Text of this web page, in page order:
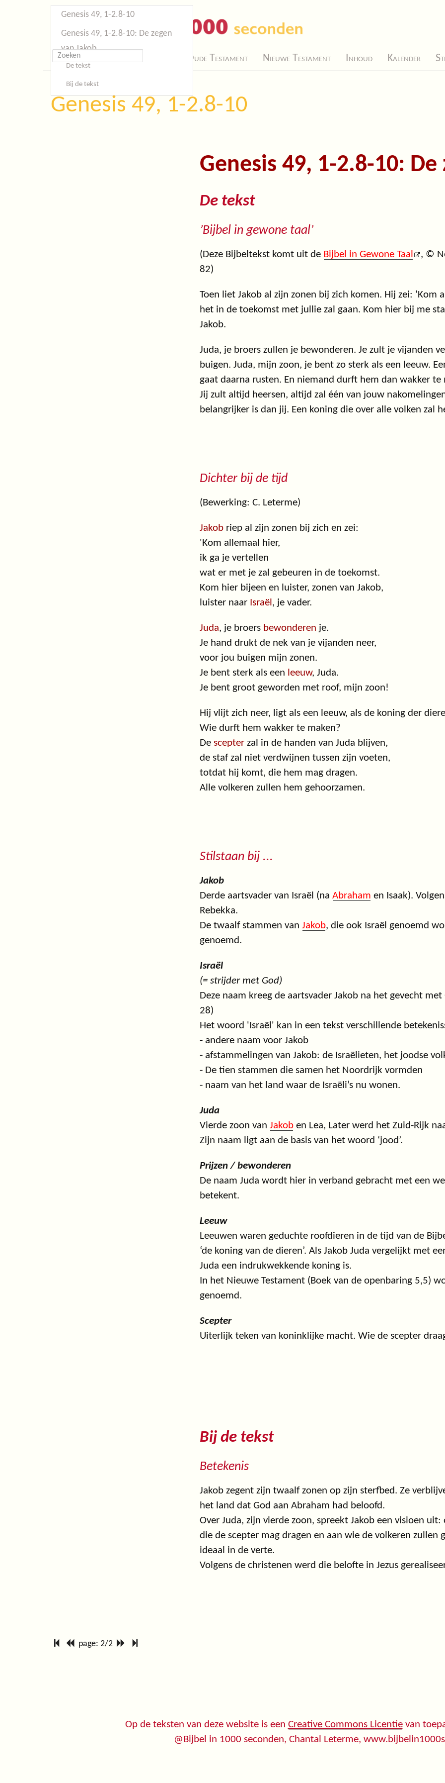
Oude Testament Nieuwe Testament Inhoud Kalender
Genesis 49, 1-2.8-10
Genesis 49, 1-2.8-10
Genesis 49, 1-2.8-10: De zegen
van Jakob
De tekst
Bij de tekst
Genesis 49, 1-2.8-10: De
De tekst
’Bijbel in gewone taal’
(Deze Bijbeltekst komt uit de Bijbel in Gewone Taal
, ©
82)
Toen liet Jakob al zijn zonen bij zich komen. Hij zei:
het in de toekomst met jullie zal gaan. Kom hier bij me
Jakob.
Juda, je broers zullen je bewonderen. Je zult je vijanden
buigen. Juda, mijn zoon, je bent zo sterk als een leeuw.
gaat daarna rusten. En niemand durft hem dan wakker te
Jij zult altijd heersen, altijd zal één van jouw
belangrijker is dan jij. Een koning die over alle volken zal
Dichter bij de tijd
(Bewerking: C. Leterme)
Jakob riep al zijn zonen bij zich en zei:
'Kom allemaal hier,
ik ga je vertellen
wat er met je zal gebeuren in de toekomst.
Kom hier bijeen en luister, zonen van Jakob,
luister naar Israël , je vader.
Juda, je broers bewonderen je.
Je hand drukt de nek van je vijanden neer,
voor jou buigen mijn zonen.
Je bent sterk als een leeuw, Juda.
Je bent groot geworden met roof, mijn zoon!
Hij vlijt zich neer, ligt als een leeuw, als de koning der
Wie durft hem wakker te maken?
De scepter zal in de handen van Juda blijven,
de staf zal niet verdwijnen tussen zijn voeten,
totdat hij komt, die hem mag dragen.
Alle volkeren zullen hem gehoorzamen.
Stilstaan bij ...
Jakob
Derde aartsvader van Israël (na Abraham en Isaak).
Rebekka.
De twaalf stammen van Jakob, die ook Israël genoemd
genoemd.
Israël
(= strijder met God)
Deze naam kreeg de aartsvader Jakob na het gevecht
28)
Het woord 'Israël' kan in een tekst verschillende
- andere naam voor Jakob
- afstammelingen van Jakob: de Israëlieten, het joodse
- De tien stammen die samen het Noordrijk vormden
- naam van het land waar de Israëli’s nu wonen.
Juda
Vierde zoon van Jakob en Lea, Later werd het Zuid-Rijk
Zijn naam ligt aan de basis van het woord ‘jood’.
Prijzen / bewonderen
De naam Juda wordt hier in verband gebracht met een
betekent.
Leeuw
Leeuwen waren geduchte roofdieren in de tijd van de
‘de koning van de dieren’. Als Jakob Juda vergelijkt met
Juda een indrukwekkende koning is.
In het Nieuwe Testament (Boek van de openbaring 5,5)
genoemd.
Scepter
Uiterlijk teken van koninklijke macht. Wie de scepter
Bij de tekst
Betekenis
Jakob zegent zijn twaalf zonen op zijn sterfbed. Ze
het land dat God aan Abraham had beloofd.
Over Juda, zijn vierde zoon, spreekt Jakob een visioen
die de scepter mag dragen en aan wie de volkeren zullen
ideaal in de verte.
Volgens de christenen werd die belofte in Jezus
page: 2/2
Op de teksten van deze website is een Creative Commons Licentievan
@Bijbel in 1000 seconden, Chantal Leterme,